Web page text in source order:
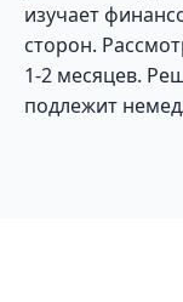
изучает
сторон.
1-2 месяцев.
подлежит